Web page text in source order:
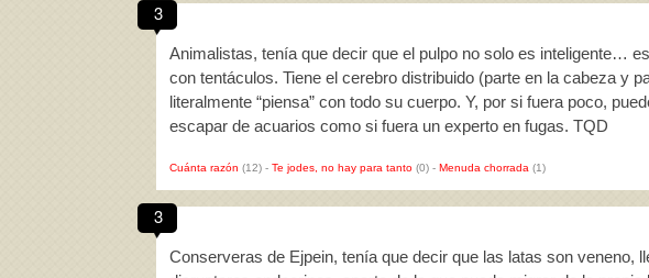
3
Animalistas, tenía que decir que el pulpo no solo es inteligente…
con tentáculos. Tiene el cerebro distribuido (parte en la cabeza y
literalmente “piensa” con todo su cuerpo. Y, por si fuera poco,
escapar de acuarios como si fuera un experto en fugas. TQD
Cuánta razón (12) - Te jodes, no hay para tanto (0) - Menuda chorrada (1)
3
Conserveras de Ejpein, tenía que decir que las latas son veneno,